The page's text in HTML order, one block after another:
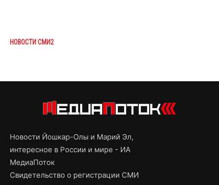
НОВОСТИ СМИ2
Новости Йошкар-Олы и Марий Эл,
интересное в России и мире - ИА
МедиаПоток
Свидетельство о регистрации СМИ